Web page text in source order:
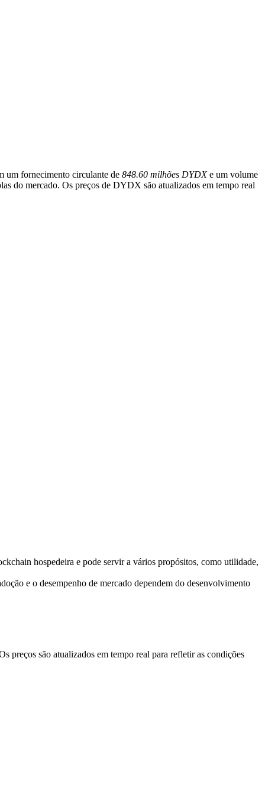
um fornecimento circulante de 848.60 milhões DYDXe um volume
do mercado. Os preços de DYDX são atualizados em tempo real
hospedeira e pode servir a vários propósitos, como utilidade,
e o desempenho de mercado dependem do desenvolvimento
preços são atualizados em tempo real para refletir as condições